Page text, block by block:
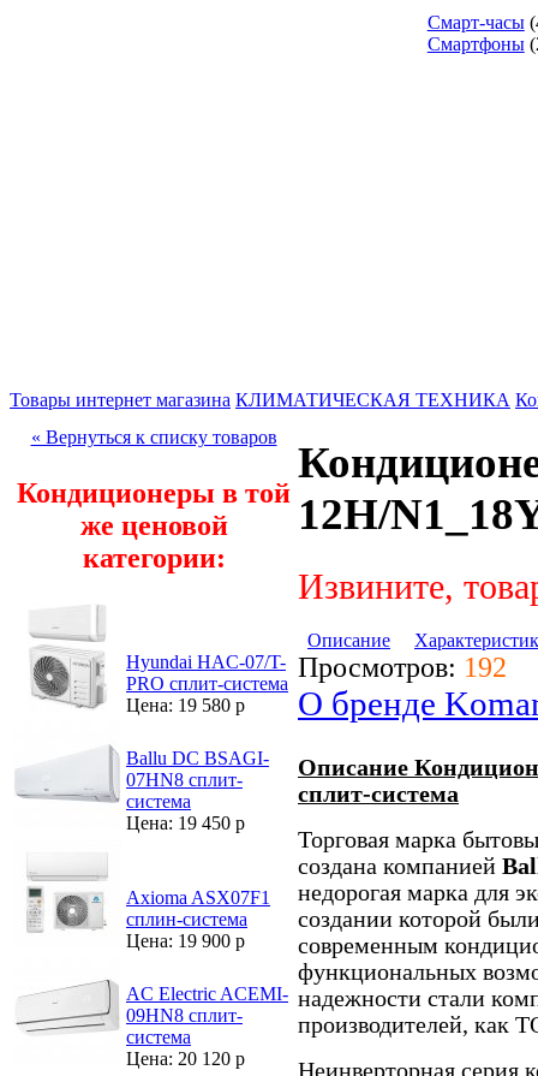
Смарт-часы
Смартфоны
Товары интернет магазина КЛИМАТИЧЕСКАЯ ТЕХНИКА
« Вернуться к списку товаров
Кондиционеры в той
же ценовой
категории:
Hyundai HAC-07/T-
PRO сплит-система
Цена: 19 580 р
Ballu DC BSAGI-
07HN8 сплит-
система
Цена: 19 450 р
Axioma ASX07F1
сплин-система
Цена: 19 900 р
AC Electric ACEMI-
09HN8 сплит-
система
Цена: 20 120 р
12H/
Извините,
Описание
Просмотров: 192
О бренде
Описание
сплит-система
Торговая марка
создана компанией
недорогая марка для
создании которой
современным
функциональных
надежности стали
производителей, как
Неинверторная серия